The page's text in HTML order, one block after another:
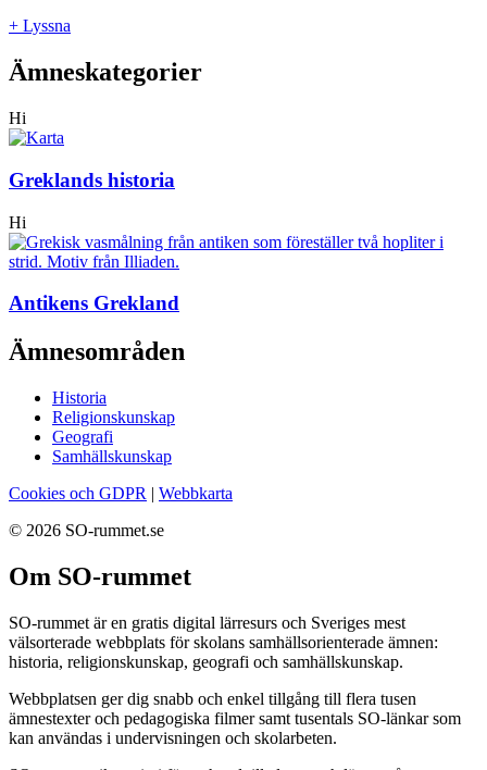
+ Lyssna
Ämneskategorier
Hi
Greklands historia
Hi
Antikens Grekland
Ämnesområden
Historia
Religionskunskap
Geografi
Samhällskunskap
Cookies och GDPR | Webbkarta
© 2026 SO-rummet.se
Om SO-rummet
SO-rummet är en gratis digital lärresurs och Sveriges mest
välsorterade webbplats för skolans samhällsorienterade ämnen:
historia, religionskunskap, geografi och samhällskunskap.
Webbplatsen ger dig snabb och enkel tillgång till flera tusen
ämnestexter och pedagogiska filmer samt tusentals SO-länkar som
kan användas i undervisningen och skolarbeten.